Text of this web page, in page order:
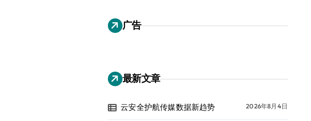
广告
最新文章
云安全护航传媒数据新趋势 2026年8月4日